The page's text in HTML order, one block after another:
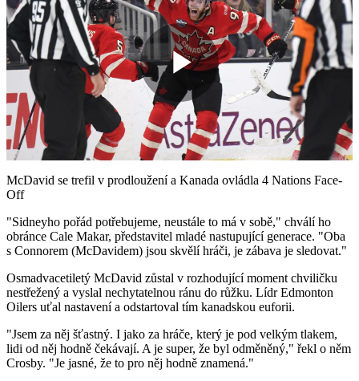
Play
Video
McDavid se trefil v prodloužení a Kanada ovládla 4 Nations Face-
Off
"Sidneyho pořád potřebujeme, neustále to má v sobě," chválí ho
obránce Cale Makar, představitel mladé nastupující generace. "Oba
s Connorem (McDavidem) jsou skvělí hráči, je zábava je sledovat."
Osmadvacetiletý McDavid zůstal v rozhodující moment chviličku
nestřežený a vyslal nechytatelnou ránu do růžku. Lídr Edmonton
Oilers uťal nastavení a odstartoval tím kanadskou euforii.
"Jsem za něj šťastný. I jako za hráče, který je pod velkým tlakem,
lidi od něj hodně čekávají. A je super, že byl odměněný," řekl o něm
Crosby. "Je jasné, že to pro něj hodně znamená."